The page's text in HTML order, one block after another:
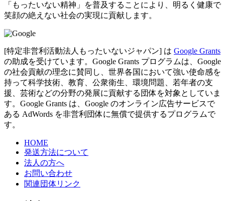
「もったいない精神」を普及することにより、明るく健康で
笑顔の絶えない社会の実現に貢献します。
[特定非営利活動法人もったいないジャパン] は Google Grants
の助成を受けています。Google Grants プログラムは、Google
の社会貢献の理念に賛同し、世界各国において強い使命感を
持って科学技術、教育、公衆衛生、環境問題、若年者の支
援、芸術などの分野の発展に貢献する団体を対象としていま
す。Google Grants は、Google のオンライン広告サービスで
ある AdWords を非営利団体に無償で提供するプログラムで
す。
HOME
発送方法について
法人の方へ
お問い合わせ
関連団体リンク